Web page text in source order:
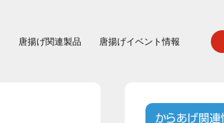
唐揚げ関連製品 唐揚げイベント情報